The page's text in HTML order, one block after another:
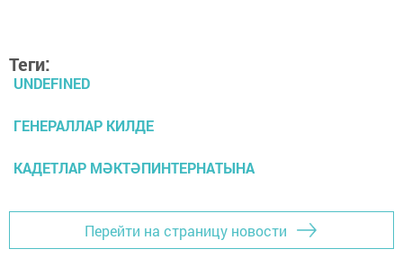
Теги:
UNDEFINED
ГЕНЕРАЛЛАР КИЛДЕ
КАДЕТЛАР МӘКТӘПИНТЕРНАТЫНА
Перейти на страницу новости